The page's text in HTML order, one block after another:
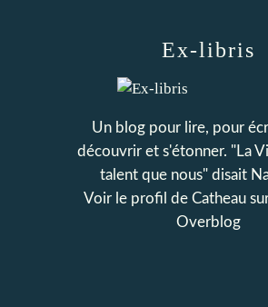
Ex-libris
Un blog pour lire, pour
découvrir et s'étonner. "La
talent que nous" disait
Voir le profil de Catheau
Overblog